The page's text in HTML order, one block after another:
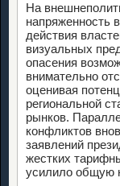
На
напряженность
действия
визуальных
опасения
внимательно
оценивая
региональной
рынков.
конфликтов
заявлений
жестких
усилило общую